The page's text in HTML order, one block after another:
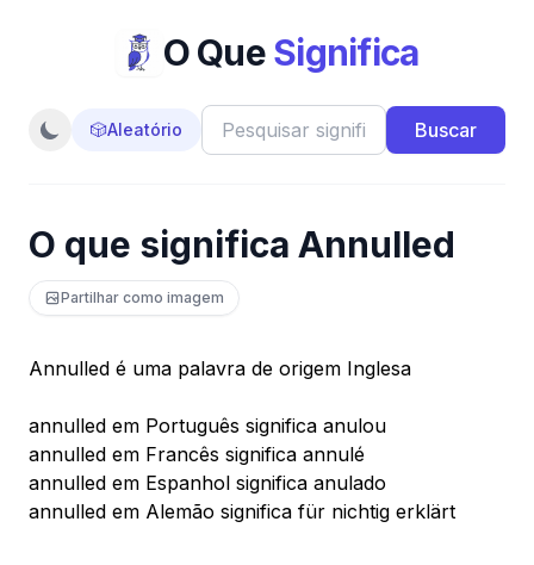
O QueSignifica
🎲Aleatório Buscar
O que significa Annulled
Partilhar como imagem
Annulled é uma palavra de origem Inglesa
annulled em Português significa anulou
annulled em Francês significa annulé
annulled em Espanhol significa anulado
annulled em Alemão significa für nichtig erklärt